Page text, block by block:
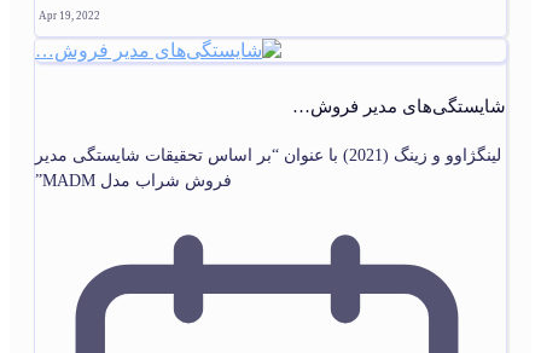
Apr 19, 2022
شایستگی‌های مدیر فروش…
لینگژاوو و زینگ (2021) با عنوان “بر اساس تحقیقات شایستگی مدیر
فروش شراب مدل MADM”